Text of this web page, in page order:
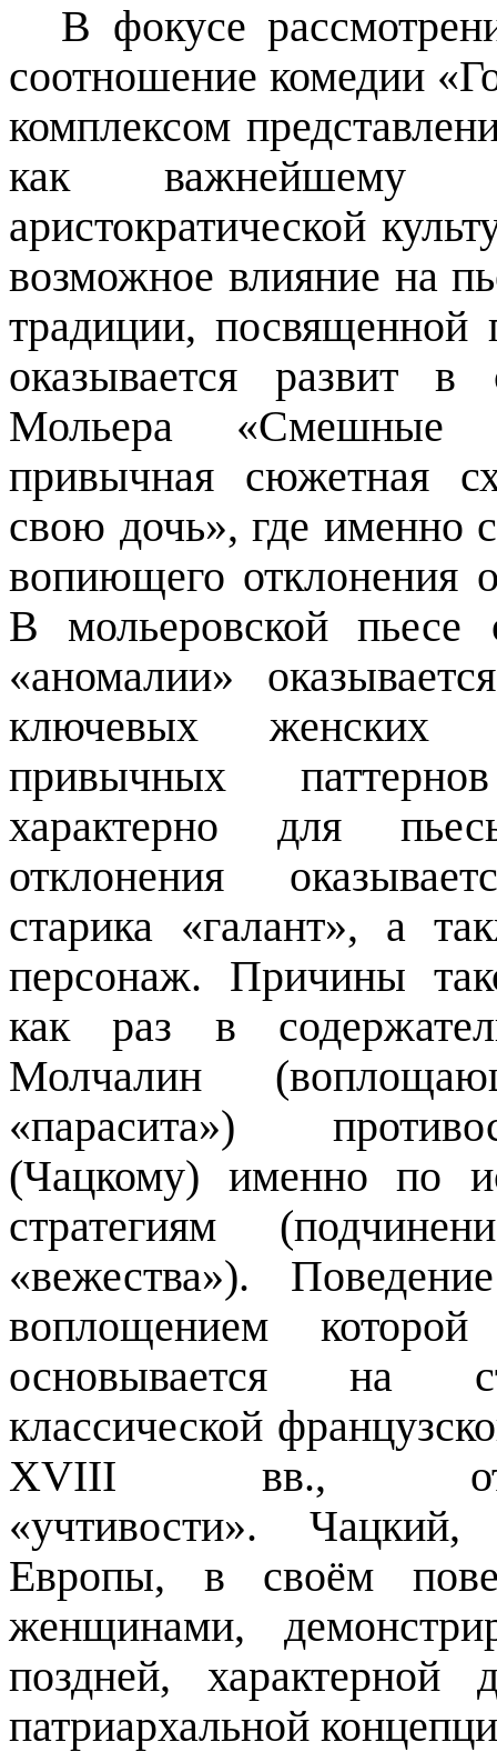
В фокусе
соотношение комедии
комплексом
как важнейшему
аристократической
возможное влияние на
традиции, посвященной
оказывается развит
Мольера «Смешные
привычная сюжетная
свою дочь», где именно
вопиющего отклонения
В мольеровской
«аномалии»
ключевых женских
привычных
характерно для
отклонения
старика «галант», а
персонаж. Причины
как раз в
Молчалин
«парасита»)
(Чацкому) именно по
стратегиям
«вежества»).
воплощением
основывается на
классической
XVIII вв.,
«учтивости».
Европы, в своём
женщинами,
поздней, характерной
патриархальной